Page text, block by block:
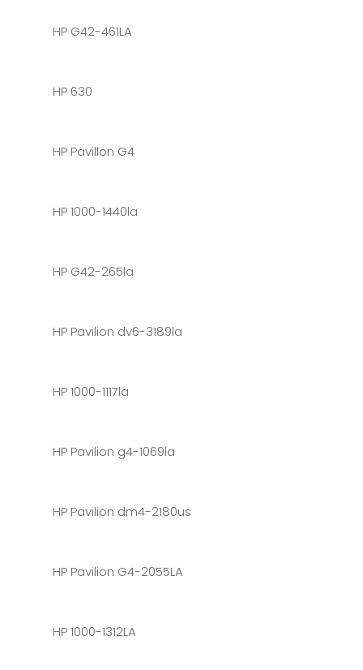
HP G42-461LA
HP 630
HP Pavillon G4
HP 1000-1440la
HP G42-265la
HP Pavilion dv6-3189la
HP 1000-1117la
HP Pavilion g4-1069la
HP Pavilion dm4-2180us
HP Pavilion G4-2055LA
HP 1000-1312LA